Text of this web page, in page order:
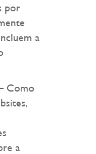
por
a
Como
a